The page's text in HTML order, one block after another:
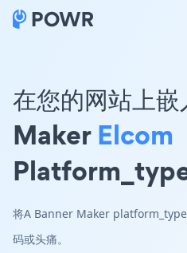
在您的网站上
MakerElcom
Platform_type
将A Banner Maker
码或头痛。